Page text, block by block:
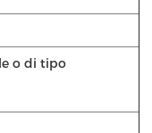
o di tipo